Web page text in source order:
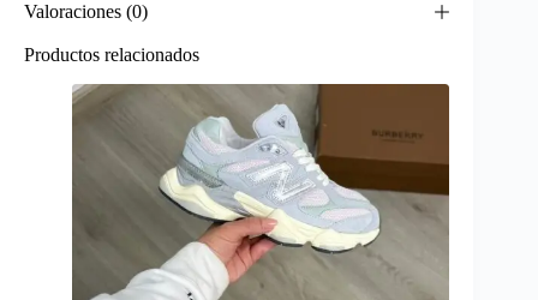
Valoraciones (0)
Productos relacionados